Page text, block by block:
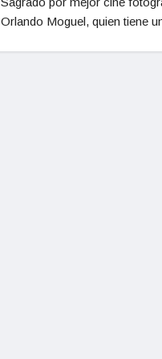
Orlando Moguel, quien tiene